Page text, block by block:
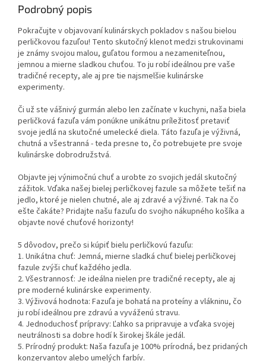
Podrobný popis
Pokračujte v objavovaní kulinárskych pokladov s našou bielou
perličkovou fazuľou! Tento skutočný klenot medzi strukovinami
je známy svojou malou, guľatou formou a nezameniteľnou,
jemnou a mierne sladkou chuťou. To ju robí ideálnou pre vaše
tradičné recepty, ale aj pre tie najsmelšie kulinárske
experimenty.
Či už ste vášnivý gurmán alebo len začínate v kuchyni, naša biela
perličková fazuľa vám ponúkne unikátnu príležitosť pretaviť
svoje jedlá na skutočné umelecké diela. Táto fazuľa je výživná,
chutná a všestranná - teda presne to, čo potrebujete pre svoje
kulinárske dobrodružstvá.
Objavte jej výnimočnú chuť a urobte zo svojich jedál skutočný
zážitok. Vďaka našej bielej perličkovej fazule sa môžete tešiť na
jedlo, ktoré je nielen chutné, ale aj zdravé a výživné. Tak na čo
ešte čakáte? Pridajte našu fazuľu do svojho nákupného košíka a
objavte nové chuťové horizonty!
5 dôvodov, prečo si kúpiť bielu perličkovú fazuľu:
1. Unikátna chuť: Jemná, mierne sladká chuť bielej perličkovej
fazule zvýši chuť každého jedla.
2. Všestrannosť: Je ideálna nielen pre tradičné recepty, ale aj
pre moderné kulinárske experimenty.
3. Výživová hodnota: Fazuľa je bohatá na proteíny a vlákninu, čo
ju robí ideálnou pre zdravú a vyváženú stravu.
4. Jednoduchosť prípravy: Ľahko sa pripravuje a vďaka svojej
neutrálnosti sa dobre hodí k širokej škále jedál.
5. Prírodný produkt: Naša fazuľa je 100% prírodná, bez pridaných
konzervantov alebo umelých farbív.